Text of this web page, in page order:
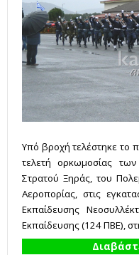
Υπό βροχή τελέστηκε το
τελετή ορκωμοσίας
Στρατού Ξηράς, του
Αεροπορίας, στις
Εκπαίδευσης
Εκπαίδευσης (124 ΠΒΕ),